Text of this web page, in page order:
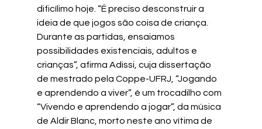
dificílimo hoje. “É preciso desconstruir a
ideia de que jogos são coisa de criança.
Durante as partidas, ensaiamos
possibilidades existenciais, adultos e
crianças”, afirma Adissi, cuja dissertação
de mestrado pela Coppe-UFRJ, “Jogando
e aprendendo a viver”, é um trocadilho com
“Vivendo e aprendendo a jogar”, da música
de Aldir Blanc, morto neste ano vítima de